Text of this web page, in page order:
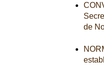
de